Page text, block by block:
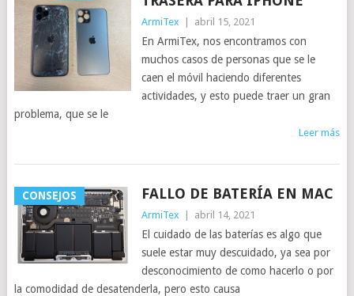
ArmiTex abril 15, 2021
En ArmiTex, nos encontramos con
muchos casos de personas que se le
caen el móvil haciendo diferentes
actividades, y esto puede traer un gran
problema, que se le
Leer más
CONSEJOS FALLO DE BATERÍA EN MAC
ArmiTex abril 14, 2021
El cuidado de las baterías es algo que
suele estar muy descuidado, ya sea por
desconocimiento de como hacerlo o por
la comodidad de desatenderla, pero esto causa